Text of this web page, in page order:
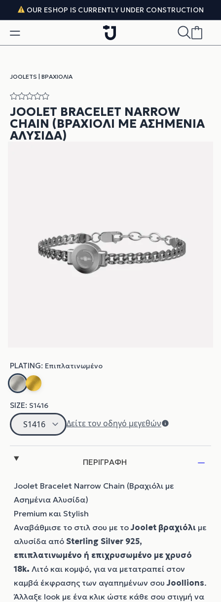
Skip to content
OUR ESHOP IS CURRENTLY UNDER CONSTRUCTION
JOOLETS ΒΡΑΧΙΌΛΙΑ
JOOLET BRACELET NARROW
CHAIN (ΒΡΑΧΙΌΛΙ ΜΕ ΑΣΗΜΈΝΙΑ
ΑΛΥΣΊΔΑ)
ΠΕΡΙΓΡΑΦΗ
Joolet Bracelet Narrow Chain (Βραχιόλι με
Ασημένια Αλυσίδα)
Premium και Stylish
Αναβάθμισε το στιλ σου με τοJoolet βραχιόλι με
αλυσίδα από Sterling Silver 925,
επιπλατινωμένο ή επιχρυσωμένο με χρυσό
18k. Λιτό και κομψό, για να μετατραπεί στον
καμβά έκφρασης των αγαπημένων σουJoollions.
Άλλαξε look με ένα κλικ ώστε κάθε σου στιγμή να